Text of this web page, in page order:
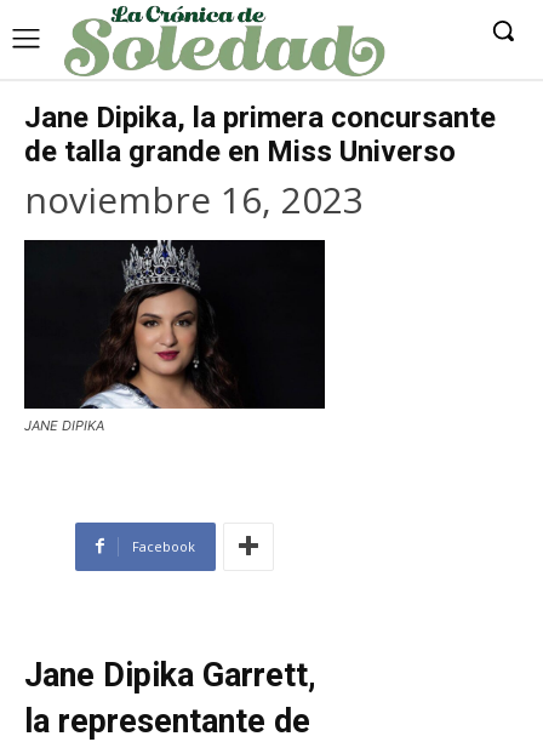
Jane Dipika, la primera concursante
de talla grande en Miss Universo
noviembre 16, 2023
JANE DIPIKA
Facebook
Jane Dipika Garrett,
la representante de